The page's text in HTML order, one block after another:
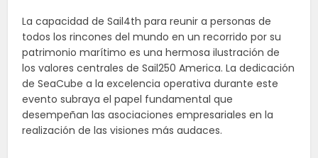
La capacidad de Sail4th para reunir a personas de
todos los rincones del mundo en un recorrido por su
patrimonio marítimo es una hermosa ilustración de
los valores centrales de Sail250 America. La dedicación
de SeaCube a la excelencia operativa durante este
evento subraya el papel fundamental que
desempeñan las asociaciones empresariales en la
realización de las visiones más audaces.